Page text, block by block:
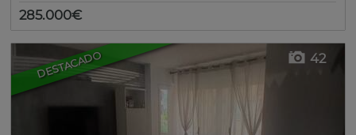
285.000€
DESTACADO 42